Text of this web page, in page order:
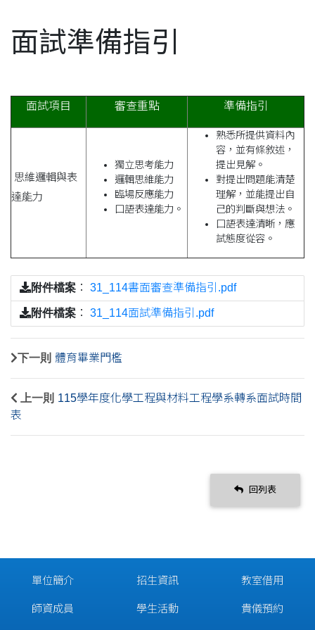
面試準備指引
面試項目 審查重點 準備指引
思維邏輯與表
達能力
獨立思考能力
邏輯思維能力
臨場反應能力
口語表達能力。
熟悉所提供資料內
容，並有條敘述，
提出見解。
對提出問題能清楚
理解，並能提出自
己的判斷與想法。
口語表達清晰，應
試態度從容。
附件檔案 ： 31_114書面審查準備指引.pdf
附件檔案 ： 31_114面試準備指引.pdf
下一則 體育畢業門檻
上一則 115學年度化學工程與材料工程學系轉系面試時間
表
回列表
單位簡介
師資成員
招生資訊
學生活動
教室借用
貴儀預約